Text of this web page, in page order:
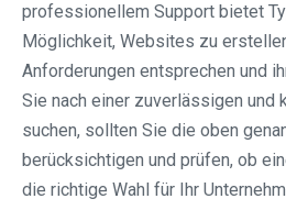
professionellem Support bietet
Möglichkeit, Websites zu
Anforderungen entsprechen und
Sie nach einer zuverlässigen und
suchen, sollten Sie die oben
berücksichtigen und prüfen, ob
die richtige Wahl für Ihr